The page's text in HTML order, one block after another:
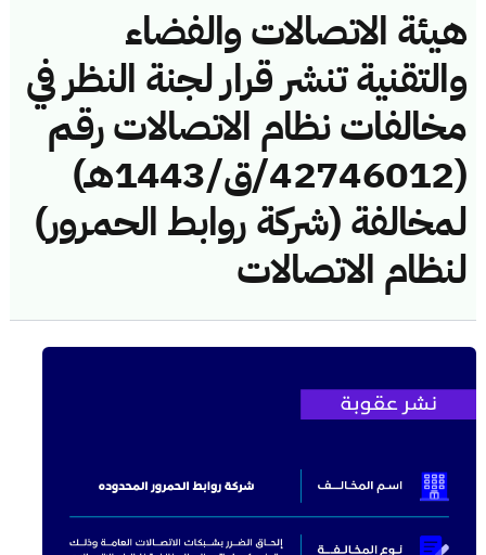
هيئة الاتصالات والفضاء
والتقنية تنشر قرار لجنة النظر في
مخالفات نظام الاتصالات رقم
(42746012/ق/1443هـ)
لمخالفة (شركة روابط الحمرور)
لنظام الاتصالات